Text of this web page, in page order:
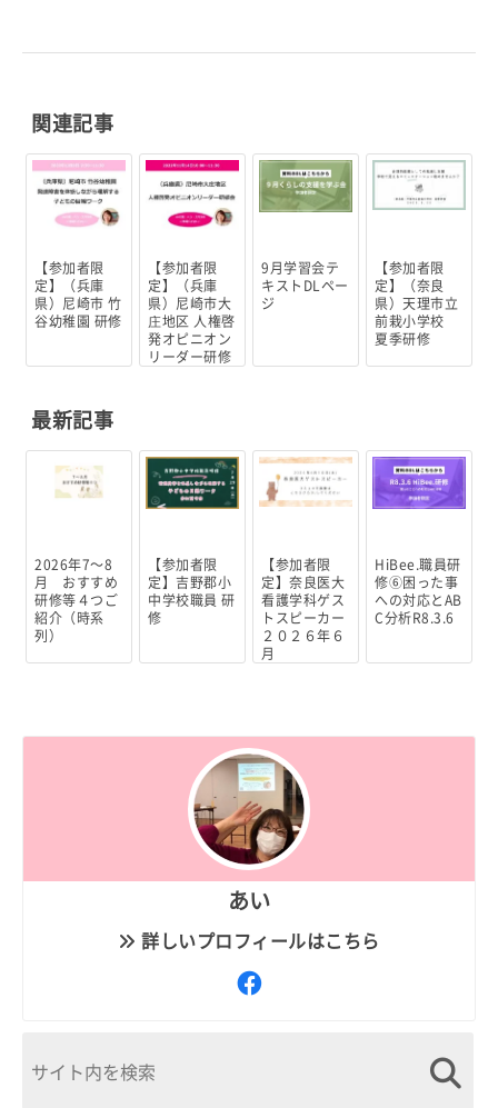
関連記事
【参加者限
定】（兵庫
県）尼崎市 竹
谷幼稚園 研修
【参加者限
定】（兵庫
県）尼崎市大
庄地区 人権啓
発オピニオン
リーダー研修
9月学習会テ
キストDLペー
ジ
【参加者限
定】（奈良
県）天理市立
前栽小学校
夏季研修
最新記事
2026年7～8
月 おすすめ
研修等４つご
紹介（時系
列）
【参加者限
定】吉野郡小
中学校職員 研
修
【参加者限
定】奈良医大
看護学科ゲス
トスピーカー
２０２６年６
月
HiBee.職員研
修⑥困った事
への対応とAB
C分析R8.3.6
あい
詳しいプロフィールはこちら